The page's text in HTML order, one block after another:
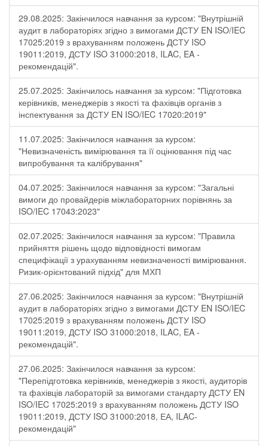
29.08.2025: Закінчилося навчання за курсом: "Внутрішній
аудит в лабораторіях згідно з вимогами ДСТУ EN ISO/IEC
17025:2019 з врахуванням положень ДСТУ ISO
19011:2019, ДСТУ ISO 31000:2018, ILAC, EA -
рекомендацій".
25.07.2025: Закінчилось навчання за курсом: "Підготовка
керівників, менеджерів з якості та фахівців органів з
інспектування за ДСТУ EN ISO/IEC 17020:2019"
11.07.2025: Закінчилося навчання за курсом:
"Невизначеність вимірювання та її оцінювання під час
випробування та калібрування"
04.07.2025: Закінчилося навчання за курсом: "Загальні
вимоги до провайдерів міжлабораторних порівнянь за
ISO/IEC 17043:2023"
02.07.2025: Закінчилося навчання за курсом: "Правила
прийняття рішень щодо відповідності вимогам
специфікації з урахуванням невизначеності вимірювання.
Ризик-орієнтований підхід" для МХП
27.06.2025: Закінчилося навчання за курсом: "Внутрішній
аудит в лабораторіях згідно з вимогами ДСТУ EN ISO/IEC
17025:2019 з врахуванням положень ДСТУ ISO
19011:2019, ДСТУ ISO 31000:2018, ILAC, EA -
рекомендацій".
27.06.2025: Закінчилося навчання за курсом:
"Перепідготовка керівників, менеджерів з якості, аудиторів
та фахівців лабораторій за вимогами стандарту ДСТУ EN
ISO/IEC 17025:2019 з врахуванням положень ДСТУ ISO
19011:2019, ДСТУ ISO 31000:2018, ЕА, ILAC-
рекомендацій"